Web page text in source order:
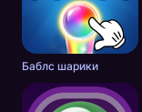
Баблс шарики